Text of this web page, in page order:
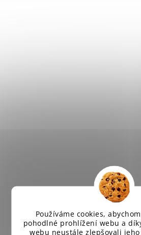
Používáme cookies,
pohodlné prohlížení webu a
webu neustále zlepšovali